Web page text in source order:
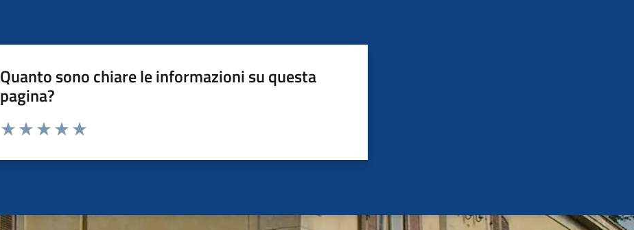
Quanto sono chiare le informazioni su questa
pagina?
Valuta da 1 a 5 stelle la pagina